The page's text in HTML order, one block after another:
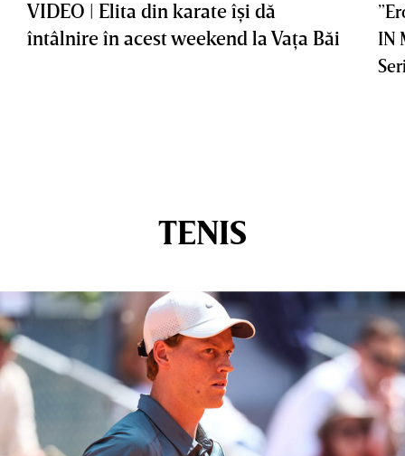
VIDEO | Elita din karate îşi dă
întâlnire în acest weekend la Vaţa Băi
IN
TENIS